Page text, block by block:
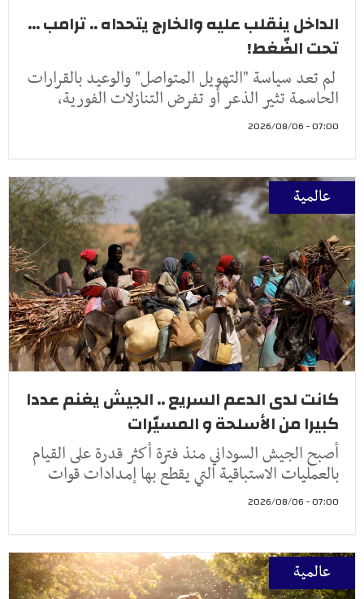
الداخل ينقلب عليه والخارج يتحداه .. ترامب ...
تحت الضّغط!
لم تعد سياسة "التهويل المتواصل" والوعيد بالقرارات
الحاسمة تثير الذعر أو تفرض التنازلات الفورية،
07:00 - 2026/08/06
عالمية
كانت لدى الدعم السريع .. الجيش يغنم عددا
كبيرا من الأسلحة و المسيّرات
أصبح الجيش السوداني منذ فترة أكثر قدرة على القيام
بالعمليات الاستباقية التي يقطع بها إمدادات قوات
07:00 - 2026/08/06
عالمية